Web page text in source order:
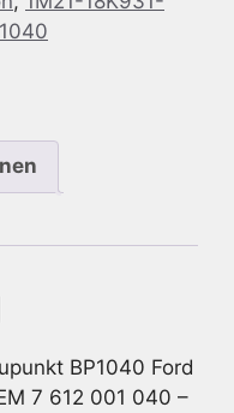
BP1040 Ford
7 612 001 040 –